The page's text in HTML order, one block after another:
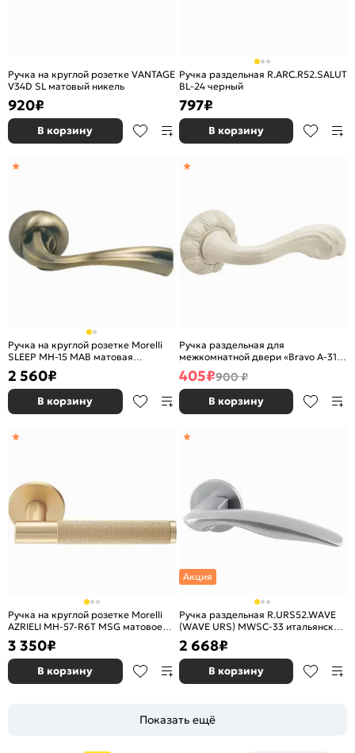
Ручка на круглой розетке VANTAGE
V34D SL матовый никель
920₽
В корзину
Ручка раздельная R.ARC.R52.SALUT
BL-24 черный
797₽
В корзину
Ручка на круглой розетке Morelli
SLEEP MH-15 MAB матовая
античная бронза/античная бронза
2 560₽
В корзину
Ручка раздельная для
межкомнатной двери «Bravo A-318»
I Слоновая кость
405₽900 ₽
В корзину
Ручка на круглой розетке Morelli
AZRIELI MH-57-R6T MSG матовое
сатинированное золото
3 350₽
В корзину
Акция
Ручка раздельная R.URS52.WAVE
(WAVE URS) MWSC-33 итальянский
тисненый
2 668₽
В корзину
Показать ещё